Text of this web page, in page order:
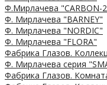
Ф.Мирлачева "CARBON-
Ф. Мирлачева "BARNEY"
Ф. Мирлачева "NORDIC"
Ф. Мирлачева "FLORA"
Фабрика Глазов.
Ф. Мирлачева серия
Фабрика Глазов.